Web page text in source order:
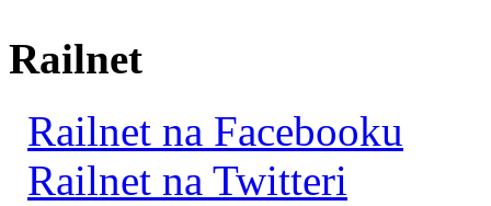
Railnet
Railnet na Facebooku
Railnet na Twitteri